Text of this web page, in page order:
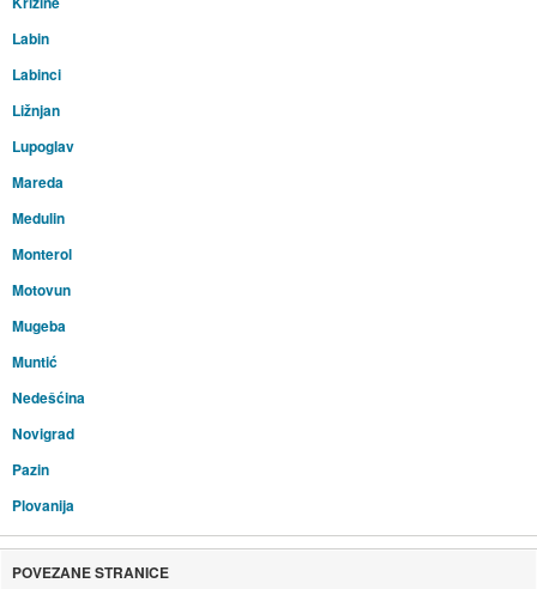
Labin
Labinci
Ližnjan
Lupoglav
Mareda
Medulin
Monterol
Motovun
Mugeba
Muntić
Nedešćina
Novigrad
Pazin
Plovanija
POVEZANE STRANICE